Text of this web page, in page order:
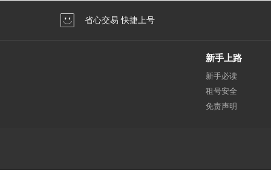
省心交易 快捷上号
新手上路
新手必读
租号安全
免责声明